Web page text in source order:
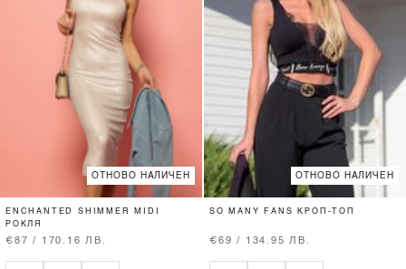
ОТНОВО НАЛИЧЕН
ENCHANTED SHIMMER MIDI
РОКЛЯ
€87 / 170.16 ЛВ.
ОТНОВО НАЛИЧЕН
SO MANY FANS КРОП-ТОП
€69 / 134.95 ЛВ.